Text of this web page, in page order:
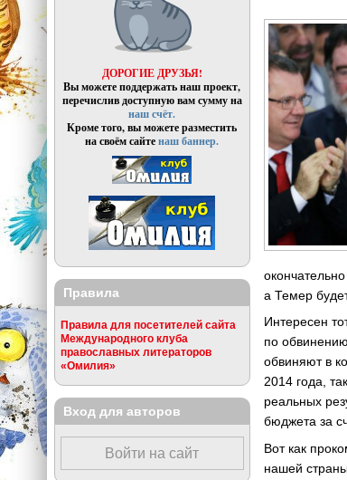
а Темер
Интересен
по
обвиняют в
2014 года,
реальных
бюджета за
Вот как
нашей
ДОРОГИЕ ДРУЗЬЯ!
Вы можете поддержать наш проект,
перечислив доступную вам сумму на
наш счёт.
Кроме того, вы можете разместить
на своём сайтенаш баннер.
Правила
Правила для посетителей сайта
Международного клуба
православных литераторов
«Омилия»
Вход для авторов
Войти на сайт